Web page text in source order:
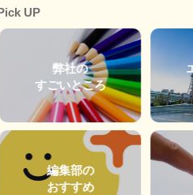
UP
弊社の
すごいところ
編集部の
おすすめ